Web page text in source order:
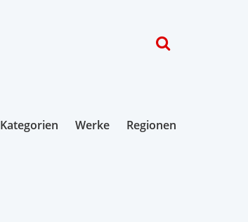
Kategorien Werke Regionen